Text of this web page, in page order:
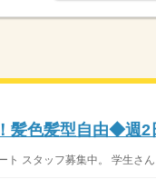
髪色髪型自由◆週2
ト スタッフ募集中。 学生さ